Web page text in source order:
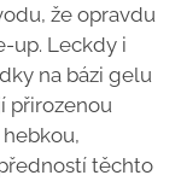
že opravdu
up. Leckdy i
na bázi gelu
přirozenou
těchto